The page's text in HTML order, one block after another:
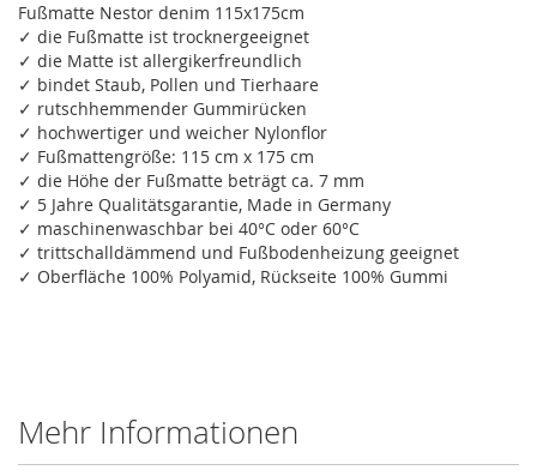
Fußmatte Nestor denim 115x175cm
✓ die Fußmatte ist trocknergeeignet
✓ die Matte ist allergikerfreundlich
✓ bindet Staub, Pollen und Tierhaare
✓ rutschhemmender Gummirücken
✓ hochwertiger und weicher Nylonflor
✓ Fußmattengröße: 115 cm x 175 cm
✓ die Höhe der Fußmatte beträgt ca. 7 mm
✓ 5 Jahre Qualitätsgarantie, Made in Germany
✓ maschinenwaschbar bei 40°C oder 60°C
✓ trittschalldämmend und Fußbodenheizung geeignet
✓ Oberfläche 100% Polyamid, Rückseite 100% Gummi
Mehr Informationen